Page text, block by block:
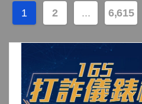
文
章
頁
1 2 ... 6,615